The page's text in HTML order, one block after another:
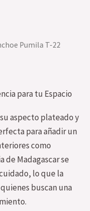
Pumila T-22
para tu Espacio
aspecto plateado y
para añadir un
como
de Madagascar se
lo que la
buscan una